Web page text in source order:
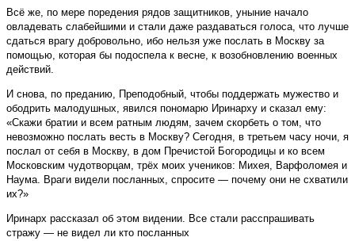
Всё же, по мере поредения рядов защитников, уныние начало
овладевать слабейшими и стали даже раздаваться голоса, что лучше
сдаться врагу добровольно, ибо нельзя уже послать в Москву за
помощью, которая бы подоспела к весне, к возобновлению военных
действий.
И снова, по преданию, Преподобный, чтобы поддержать мужество и
ободрить малодушных, явился пономарю Иринарху и сказал ему:
«Скажи братии и всем ратным людям, зачем скорбеть о том, что
невозможно послать весть в Москву? Сегодня, в третьем часу ночи, я
послал от себя в Москву, в дом Пречистой Богородицы и ко всем
Московским чудотворцам, трёх моих учеников: Михея, Варфоломея и
Наума. Враги видели посланных, спросите — почему они не схватили
их?»
Иринарх рассказал об этом видении. Все стали расспрашивать
стражу — не видел ли кто посланных